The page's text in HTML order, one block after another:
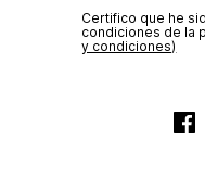
Certifico que he
condiciones de la
y condiciones)